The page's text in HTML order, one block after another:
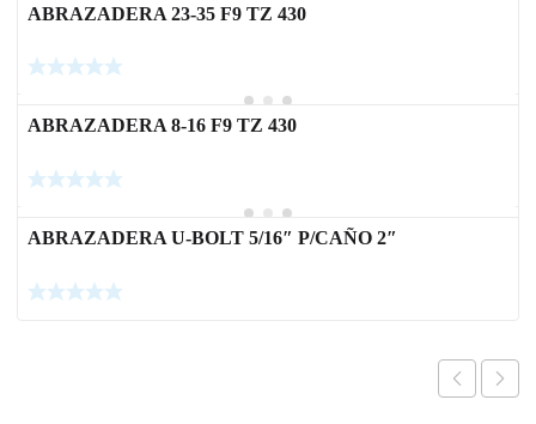
ABRAZADERA 23-35 F9 TZ 430
ABRAZADERA 8-16 F9 TZ 430
ABRAZADERA U-BOLT 5/16″ P/CAÑO 2″